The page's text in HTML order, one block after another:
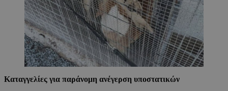
Καταγγελίες για παράνομη ανέγερση υποστατικών